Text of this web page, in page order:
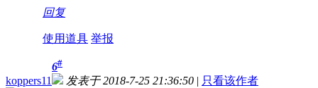
回复
使用道具 举报
koppers11
6#
发表于 2018-7-25 21:36:50 | 只看该作者